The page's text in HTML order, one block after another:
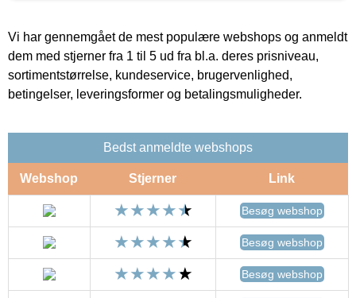
Vi har gennemgået de mest populære webshops og anmeldt
dem med stjerner fra 1 til 5 ud fra bl.a. deres prisniveau,
sortimentstørrelse, kundeservice, brugervenlighed,
betingelser, leveringsformer og betalingsmuligheder.
Bedst anmeldte webshops
Webshop Stjerner Link
Besøg webshop
Besøg webshop
Besøg webshop